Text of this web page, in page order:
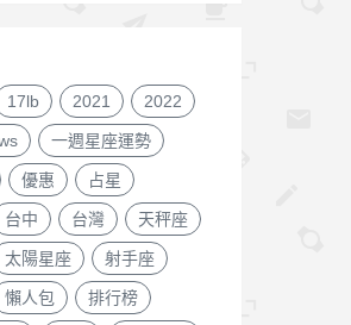
17lb 2021 2022
一週星座運勢
優惠 占星
台中 台灣 天秤座
太陽星座 射手座
懶人包 排行榜